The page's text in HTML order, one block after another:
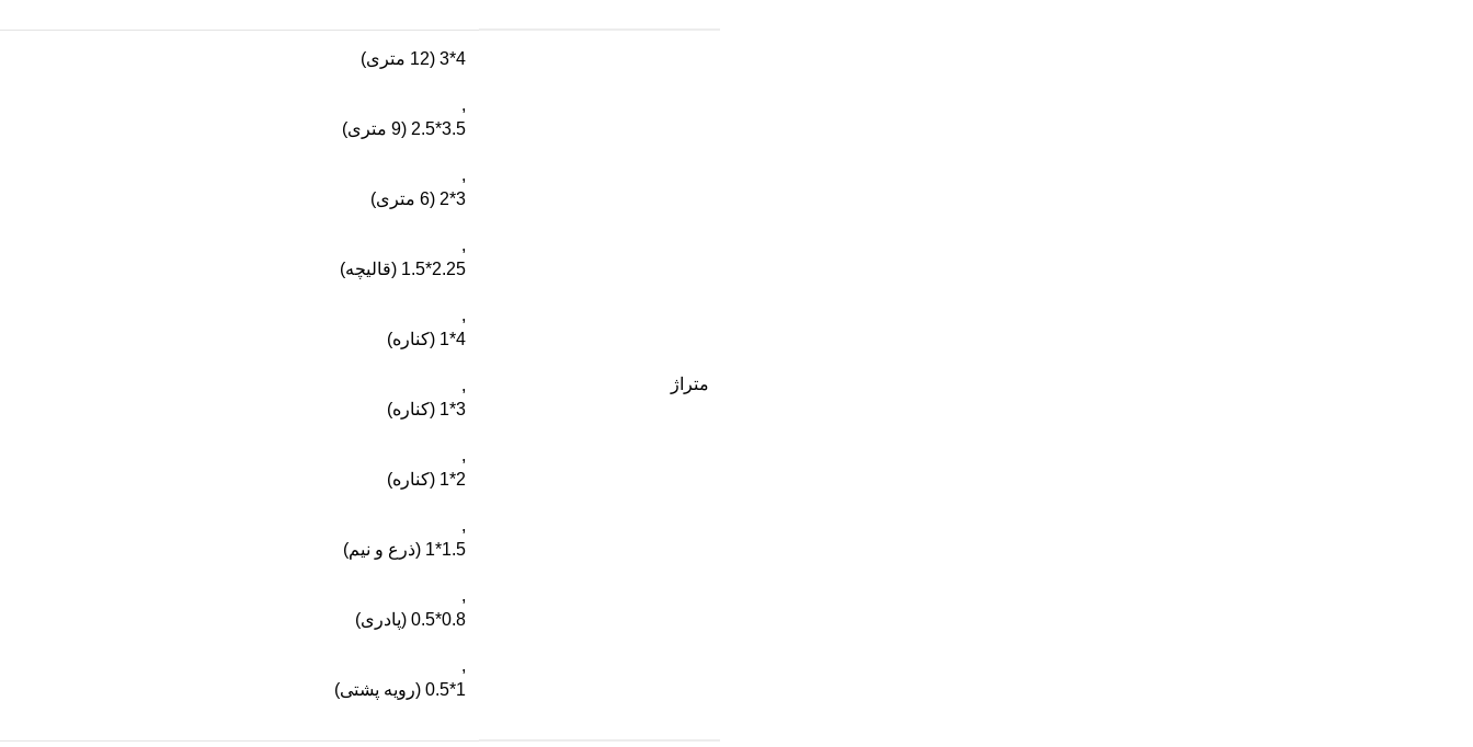
متراژ
4*3 (12 متری)
,
3.5*2.5 (9 متری)
,
3*2 (6 متری)
,
2.25*1.5 (قالیچه)
,
4*1 (کناره)
,
3*1 (کناره)
,
2*1 (کناره)
,
1.5*1 (ذرع و نیم)
,
0.8*0.5 (پادری)
,
1*0.5 (رویه پشتی)